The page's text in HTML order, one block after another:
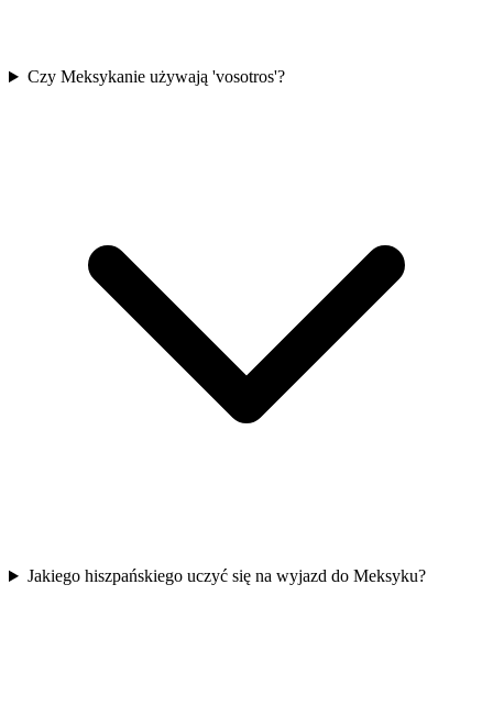
Czy Meksykanie używają 'vosotros'?
Jakiego hiszpańskiego uczyć się na wyjazd do Meksyku?